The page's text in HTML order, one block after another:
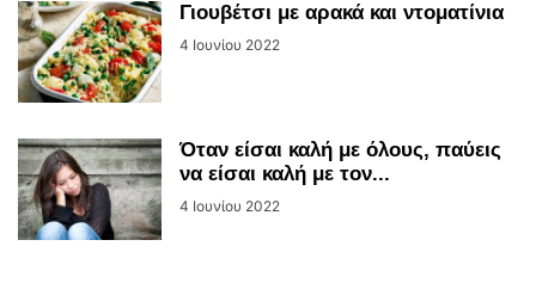
Γιουβέτσι με αρακά και ντοματίνια
4 Ιουνίου 2022
Όταν είσαι καλή με όλους, παύεις
να είσαι καλή με τον...
4 Ιουνίου 2022